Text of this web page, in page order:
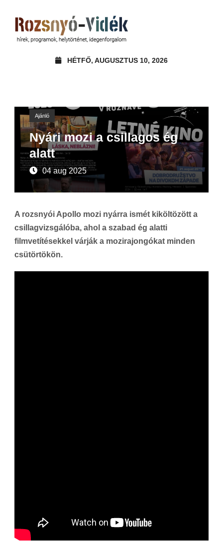
HÉTFŐ, AUGUSZTUS 10, 2026
Ajánló
Nyári mozi a csillagos ég
alatt
04 aug 2025
A rozsnyói Apollo mozi nyárra ismét kiköltözött a
csillagvizsgálóba, ahol a szabad ég alatti
filmvetítésekkel várják a mozirajongókat minden
csütörtökön.